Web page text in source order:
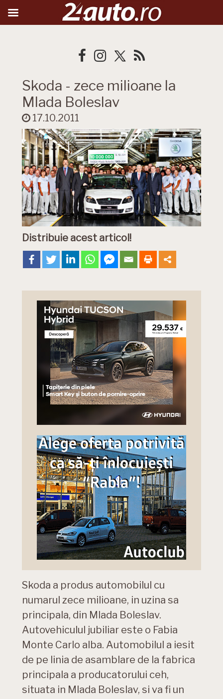
Skoda - zece milioane la
Mlada Boleslav
17.10.2011
Distribuie acest articol!
Skoda a produs automobilul cu
numarul zece milioane, in uzina sa
principala, din Mlada Boleslav.
Autovehiculul jubiliar este o Fabia
Monte Carlo alba. Automobilul a iesit
de pe linia de asamblare de la fabrica
principala a producatorului ceh,
situata in Mlada Boleslav, si va fi un